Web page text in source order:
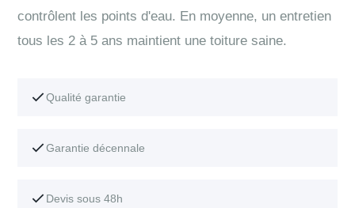
contrôlent les points d'eau. En moyenne, un entretien
tous les 2 à 5 ans maintient une toiture saine.
Qualité garantie
Garantie décennale
Devis sous 48h